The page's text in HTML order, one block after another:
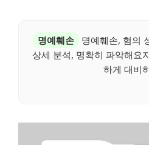
명예훼손
명예훼손, 혐의
상세 분석, 명확히 파악해요
하게 대비